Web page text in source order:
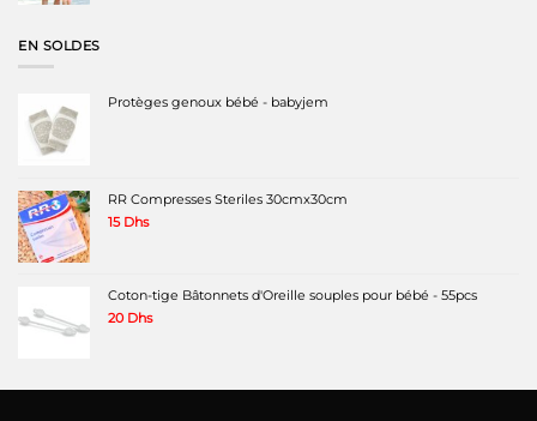
EN SOLDES
Protèges genoux bébé - babyjem
RR Compresses Steriles 30cmx30cm
15 Dhs
Coton-tige Bâtonnets d'Oreille souples pour bébé - 55pcs
20 Dhs